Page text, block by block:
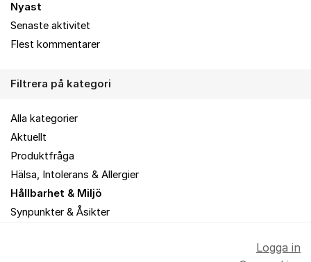
Nyast
Senaste aktivitet
Flest kommentarer
Filtrera på kategori
Alla kategorier
Aktuellt
Produktfråga
Hälsa, Intolerans & Allergier
Hållbarhet & Miljö
Synpunkter & Åsikter
Logga in